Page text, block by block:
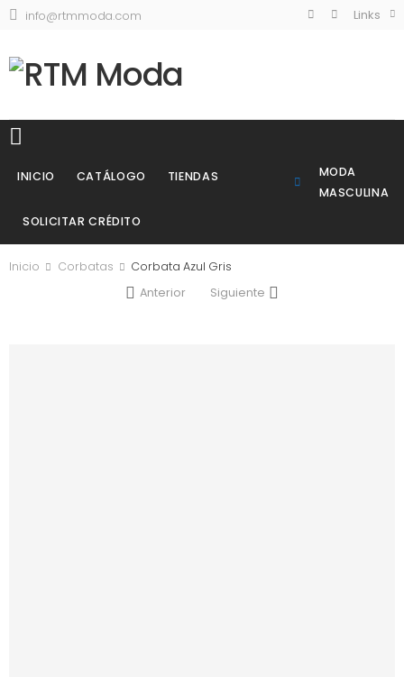
info@rtmmoda.com Links
INICIO CATÁLOGO TIENDAS
SOLICITAR CRÉDITO
MODA
MASCULINA
Inicio Corbatas
Corbata Azul Gris
Anterior
Siguiente